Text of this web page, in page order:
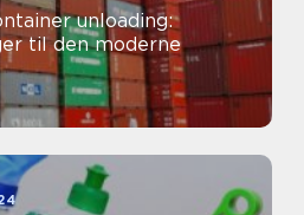
unloading:
til den moderne